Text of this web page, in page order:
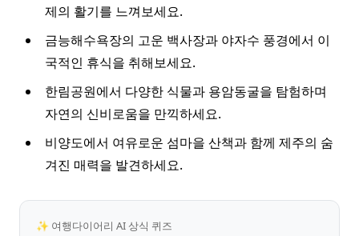
제의 활기를 느껴보세요.
금능해수욕장의 고운 백사장과 야자수 풍경에서 이
국적인 휴식을 취해보세요.
한림공원에서 다양한 식물과 용암동굴을 탐험하며
자연의 신비로움을 만끽하세요.
비양도에서 여유로운 섬마을 산책과 함께 제주의 숨
겨진 매력을 발견하세요.
✨ 여행다이어리 AI 상식 퀴즈